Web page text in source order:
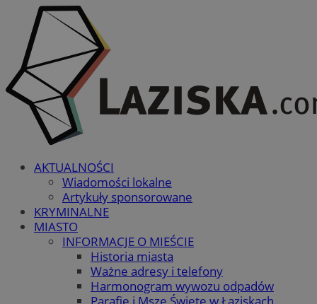
AKTUALNOŚCI
Wiadomości lokalne
Artykuły sponsorowane
KRYMINALNE
MIASTO
INFORMACJE O MIEŚCIE
Historia miasta
Ważne adresy i telefony
Harmonogram wywozu odpadów